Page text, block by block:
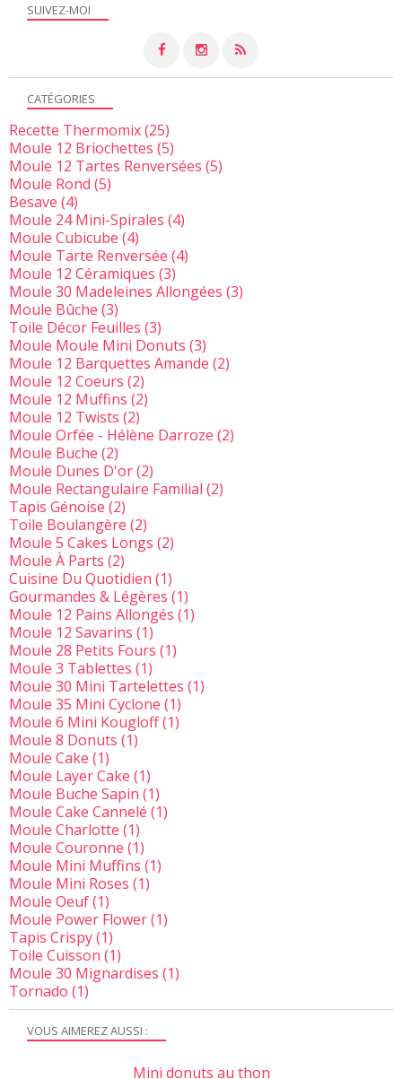
SUIVEZ-MOI
VOUS AIMEREZ AUSSI :
Mini donuts au thon
CATÉGORIES
Recette Thermomix(25)
Moule 12 Briochettes (5)
Moule 12 Tartes Renversées (5)
Moule Rond (5)
Besave (4)
Moule 24 Mini-Spirales (4)
Moule Cubicube (4)
Moule Tarte Renversée (4)
Moule 12 Céramiques (3)
Moule 30 Madeleines Allongées (3)
Moule Bûche (3)
Toile Décor Feuilles (3)
Moule Moule Mini Donuts (3)
Moule 12 Barquettes Amande (2)
Moule 12 Coeurs (2)
Moule 12 Muffins (2)
Moule 12 Twists (2)
Moule Orfée - Hélène Darroze (2)
Moule Buche (2)
Moule Dunes D'or(2)
Moule Rectangulaire Familial (2)
Tapis Génoise (2)
Toile Boulangère (2)
Moule 5 Cakes Longs (2)
Moule À Parts (2)
Cuisine Du Quotidien (1)
Gourmandes & Légères (1)
Moule 12 Pains Allongés (1)
Moule 12 Savarins (1)
Moule 28 Petits Fours (1)
Moule 3 Tablettes (1)
Moule 30 Mini Tartelettes (1)
Moule 35 Mini Cyclone (1)
Moule 6 Mini Kougloff(1)
Moule 8 Donuts (1)
Moule Cake (1)
Moule Layer Cake (1)
Moule Buche Sapin (1)
Moule Cake Cannelé (1)
Moule Charlotte (1)
Moule Couronne (1)
Moule Mini Muffins (1)
Moule Mini Roses (1)
Moule Oeuf(1)
Moule Power Flower(1)
Tapis Crispy(1)
Toile Cuisson (1)
Moule 30 Mignardises (1)
Tornado (1)